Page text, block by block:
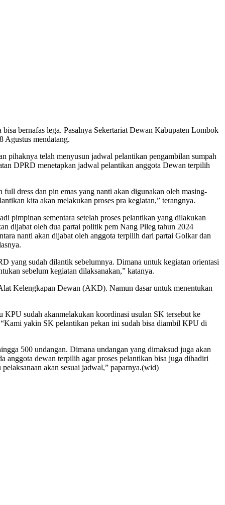
bernafas lega. Pasalnya Sekertariat Dewan Kabupaten Lombok
Agustus mendatang.
telah menyusun jadwal pelantikan pengambilan sumpah
DPRD menetapkan jadwal pelantikan anggota Dewan terpilih
dress dan pin emas yang nanti akan digunakan oleh masing-
kita akan melakukan proses pra kegiatan,” terangnya.
pimpinan sementara setelah proses pelantikan yang dilakukan
dijabat oleh dua partai politik pem Nang Pileg tahun 2024
nanti akan dijabat oleh anggota terpilih dari partai Golkar dan
yang sudah dilantik sebelumnya. Dimana untuk kegiatan orientasi
sebelum kegiatan dilaksanakan,” katanya.
Kelengkapan Dewan (AKD). Namun dasar untuk menentukan
sudah akanmelakukan koordinasi usulan SK tersebut ke
yakin SK pelantikan pekan ini sudah bisa diambil KPU di
500 undangan. Dimana undangan yang dimaksud juga akan
anggota dewan terpilih agar proses pelantikan bisa juga dihadiri
akan sesuai jadwal,” paparnya.(wid)